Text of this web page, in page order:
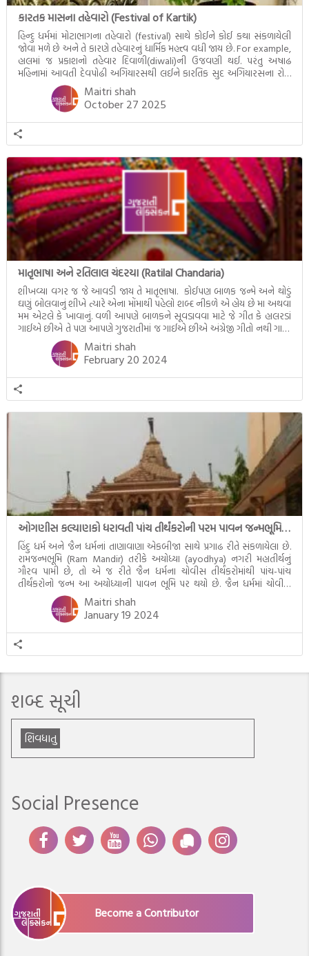
કારતક માસના તહેવારો (Festival of Kartik)
હિન્દુ ધર્મમાં મોટાભાગના તહેવારો (festival) સાથે કોઈને કોઈ કથા સંકળાયેલી
જોવા મળે છે અને તે કારણે તહેવારનું ધાર્મિક મહત્ત્વ વધી જાય છે. For example,
હાલમાં જ પ્રકાશનો તહેવાર દિવાળી(diwali)ની ઉજવણી થઈ. પરંતુ અષાઢ
મહિનામાં આવતી દેવપોઢી અગિયારસથી લઈને કારતિક સુદ અગિયારસના રોજ
આવતી દેવ ઊઠી અગિયારસ વચ્ચે મોટેભાગે યજ્ઞોપવીત સંસ્કાર, લગ્ન,
દીક્ષાગ્રહણ, યજ્ઞ, ગૃહપ્રવેશ જેવા […]
Maitri shah
October 27 2025
માતૃભાષા અને રતિલાલ ચંદરયા (Ratilal Chandaria)
શીખવ્યા વગર જ જે આવડી જાય તે માતૃભાષા. કોઈપણ બાળક જન્મે અને થોડું
ઘણું બોલવાનું શીખે ત્યારે એના મોંમાથી પહેલો શબ્દ નીકળે એ હોય છે મા અથવા
મમ એટલે કે ખાવાનું. વળી આપણે બાળકને સૂવડાવવા માટે જે ગીત કે હાલરડાં
ગાઈએ છીએ તે પણ આપણે ગુજરાતીમાં જ ગાઈએ છીએ અંગ્રેજી ગીતો નથી ગાતા.
આમ બાળકને […]
Maitri shah
February 20 2024
ઓગણીસ કલ્યાણકો ધરાવતી પાંચ તીર્થંકરોની પરમ પાવન જન્મભૂમિ – અયોધ્યા (Ayodhya)
હિંદુ ધર્મ અને જૈન ધર્મનાં તાણાવાણા એકબીજા સાથે પ્રગાઢ રીતે સંકળાયેલા છે.
રામજન્મભૂમિ (Ram Mandir) તરીકે અયોધ્યા (ayodhya) નગરી મહાતીર્થનું
ગૌરવ પામી છે, તો એ જ રીતે જૈન ધર્મના ચોવીસ તીર્થંકરોમાંથી પાંચ-પાંચ
તીર્થંકરોનો જન્મ આ અયોધ્યાની પાવન ભૂમિ પર થયો છે. જૈન ધર્મમાં ચોવીસ
તીર્થંકરોમાંથી પાંચ-પાંચ તીર્થંકરોનાં કલ્યાણકો અહીં આવ્યાં છે. દરેક તીર્થંકરના
જીવનની ચ્યવન(માતાના […]
Maitri shah
January 19 2024
શબ્દ સૂચી
શિવધાતુ
Social Presence
Become a Contributor